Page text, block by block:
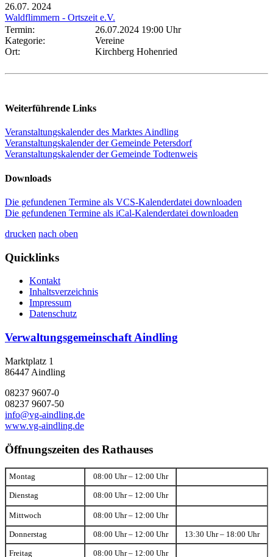
26.07. 2024
Waldflimmern - Ortszeit e.V.
Termin:
26.07.2024 19:00 Uhr
Kategorie:
Vereine
Ort:
Kirchberg Hohenried
Weiterführende Links
Veranstaltungskalender des Marktes Aindling
Veranstaltungskalender der Gemeinde Petersdorf
Veranstaltungskalender der Gemeinde Todtenweis
Downloads
Die gefundenen Termine als VCS-Kalenderdatei downloaden
Die gefundenen Termine als iCal-Kalenderdatei downloaden
drucken nach oben
Quicklinks
Kontakt
Inhaltsverzeichnis
Impressum
Datenschutz
Verwaltungsgemeinschaft Aindling
Marktplatz 1
86447 Aindling
08237 9607-0
08237 9607-50
info@vg-aindling.de
www.vg-aindling.de
Öffnungszeiten des Rathauses
Montag 08:00 Uhr – 12:00 Uhr
Dienstag 08:00 Uhr – 12:00 Uhr
Mittwoch 08:00 Uhr – 12:00 Uhr
Donnerstag 08:00 Uhr – 12:00 Uhr 13:30 Uhr – 18:00 Uhr
Freitag 08:00 Uhr – 12:00 Uhr